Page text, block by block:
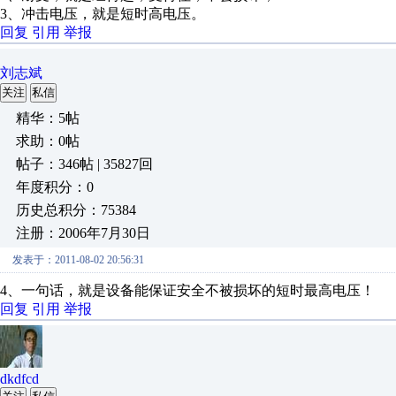
3、冲击电压，就是短时高电压。
回复 引用 举报
刘志斌
关注 私信
精华：5帖
求助：0帖
帖子：346帖 | 35827回
年度积分：0
历史总积分：75384
注册：2006年7月30日
发表于：2011-08-02 20:56:31
4、一句话，就是设备能保证安全不被损坏的短时最高电压！
回复 引用 举报
dkdfcd